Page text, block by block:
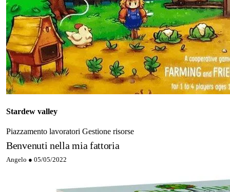
Stardew valley
Piazzamento lavoratori Gestione risorse
Benvenuti nella mia fattoria
Angelo ● 05/05/2022